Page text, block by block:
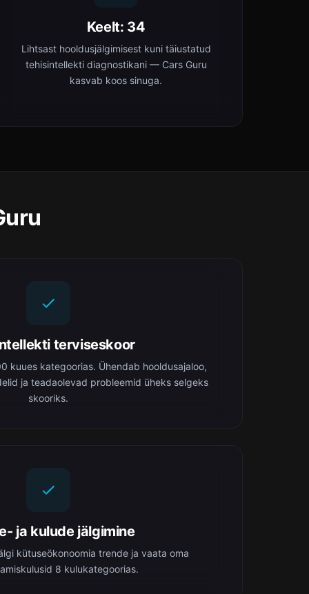
Keelt: 34
Lihtsast hooldusjälgimisest kuni täiustatud
tehisintellekti diagnostikani — Cars Guru
kasvab koos sinuga.
terviseskoor
kuues kategoorias. Ühendab hooldusajaloo,
ja teadaolevad probleemid üheks selgeks
skooriks.
ja kulude jälgimine
kütuseökonoomia trende ja vaata oma
8 kulukategoorias.